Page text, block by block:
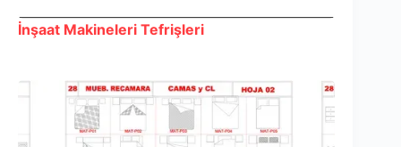
İnşaat Makineleri Tefrişleri